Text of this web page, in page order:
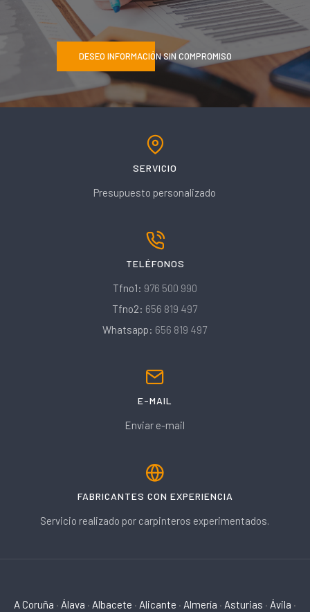
DESEO INFORMACIÓN SIN COMPROMISO
SERVICIO
Presupuesto personalizado
TELÉFONOS
Tfno1: 976 500 990
Tfno2: 656 819 497
Whatsapp: 656 819 497
E-MAIL
Enviar e-mail
FABRICANTES CON EXPERIENCIA
Servicio realizado por carpinteros experimentados.
A Coruña · Álava · Albacete · Alicante · Almería · Asturias · Ávila ·